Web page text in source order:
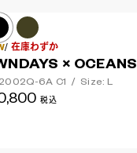
在庫わずか
× OCEANS
6A C1 / Size: L
税込